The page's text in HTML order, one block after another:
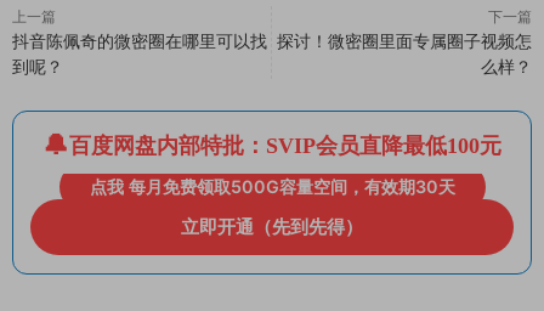
上一篇
抖音陈佩奇的微密圈在哪里可以找
到呢？
下一篇
探讨！微密圈里面专属圈子视频怎
么样？
百度网盘内部特批：SVIP会员直降最低100元
点我 每月免费领取500G容量空间，有效期30天
立即开通（先到先得）